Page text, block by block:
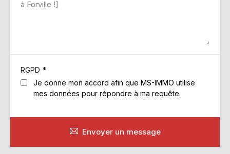
RGPD *
Je donne mon accord afin que MS-IMMO utilise
mes données pour répondre à ma requête.
Envoyer un message